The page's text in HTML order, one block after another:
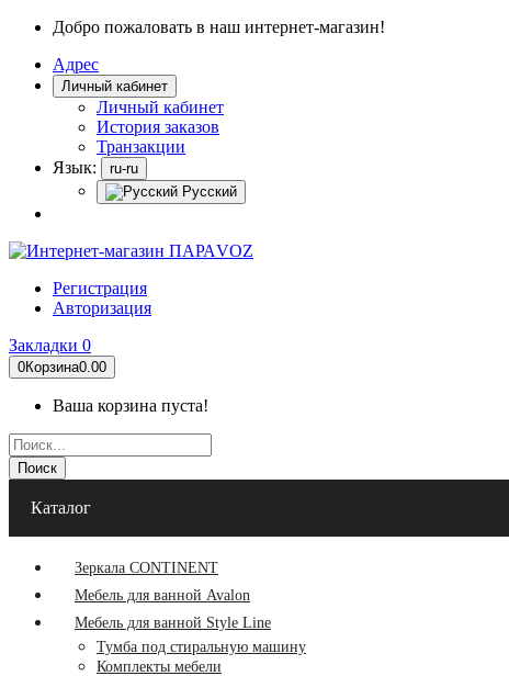
Добро пожаловать в наш интернет-магазин!
Адрес
Личный кабинет
Личный кабинет
История заказов
Транзакции
Язык:
ru-ru
Русский
Регистрация
Авторизация
Закладки 0
0Корзина0.00
Ваша корзина пуста!
Поиск
Каталог
Зеркала CONTINENT
Мебель для ванной Avalon
Мебель для ванной Style Line
Тумба под стиральную машину
Комплекты мебели